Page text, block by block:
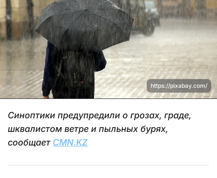
https://pixabay.com/
Синоптики предупредили о грозах, граде,
шквалистом ветре и пыльных бурях,
сообщает CMN.KZ